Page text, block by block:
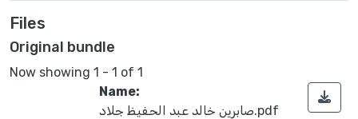
Files
Original bundle
Now showing 1 - 1 of 1
Name:
صابرين خالد عبد الحفيظ جلاد.pdf